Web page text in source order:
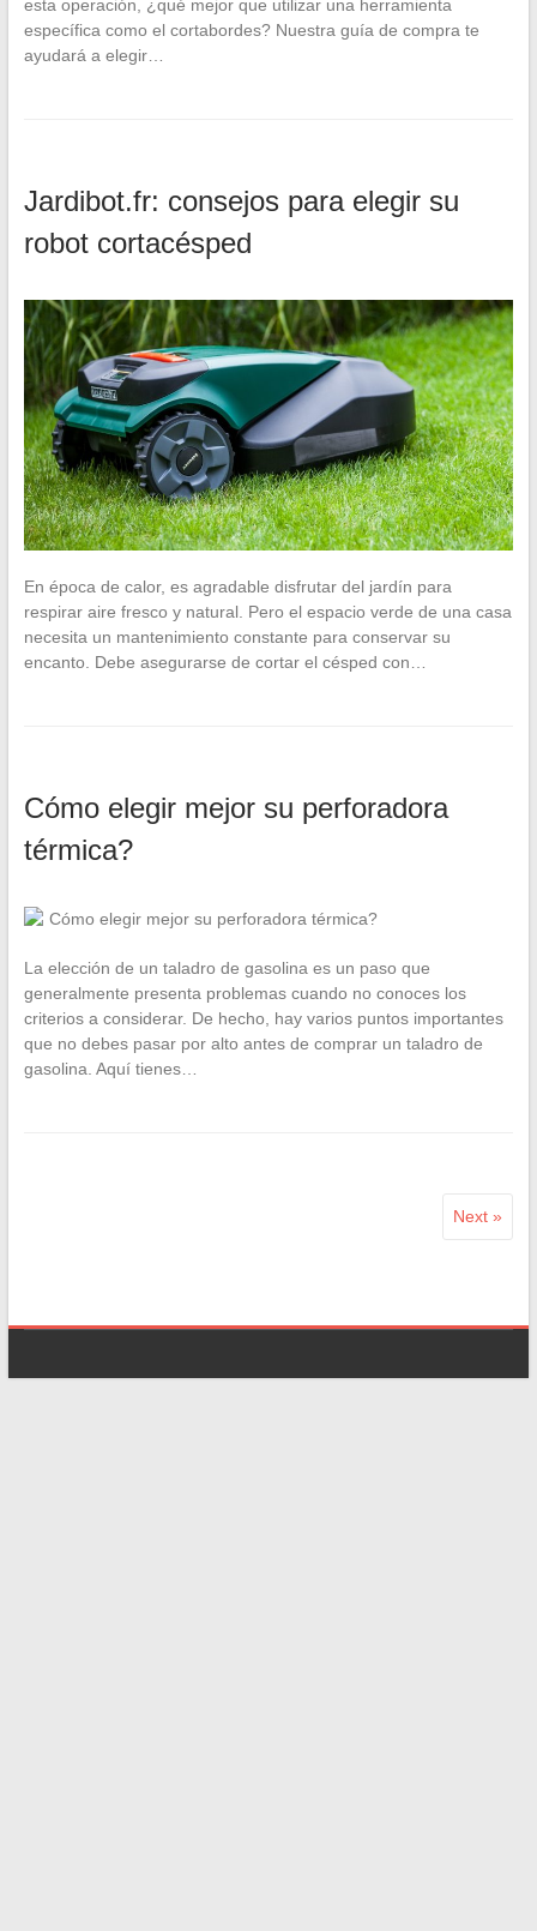
esta operación, ¿qué mejor que utilizar una herramienta
específica como el cortabordes? Nuestra guía de compra te
ayudará a elegir…
Jardibot.fr: consejos para elegir su
robot cortacésped
En época de calor, es agradable disfrutar del jardín para
respirar aire fresco y natural. Pero el espacio verde de una casa
necesita un mantenimiento constante para conservar su
encanto. Debe asegurarse de cortar el césped con…
Cómo elegir mejor su perforadora
térmica?
La elección de un taladro de gasolina es un paso que
generalmente presenta problemas cuando no conoces los
criterios a considerar. De hecho, hay varios puntos importantes
que no debes pasar por alto antes de comprar un taladro de
gasolina. Aquí tienes…
Next »